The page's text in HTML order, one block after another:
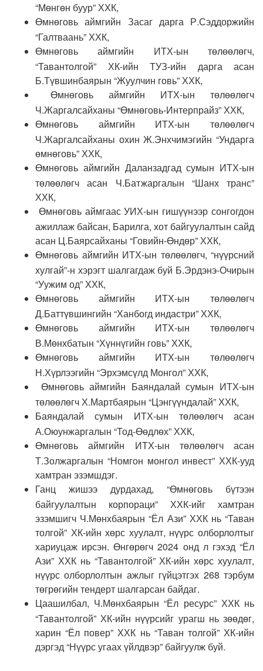
“Мөнгөн буур” ХХК,
Өмнөговь аймгийн Засаг дарга Р.Сэддоржийн
“Галтваань” ХХК,
Өмнөговь аймгийн ИТХ-ын төлөөлөгч,
“Тавантолгой” ХК-ийн ТУЗ-ийн дарга асан
Б.Түвшинбаярын “Жуулчин говь” ХХК,
Өмнөговь аймгийн ИТХ-ын төлөөлөгч
Ч.Жаргалсайханы “Өмнөговь-Интерпрайз” ХХК,
Өмнөговь аймгийн ИТХ-ын төлөөлөгч
Ч.Жаргалсайханы охин Ж.Энхчимэгийн “Ундарга
өмнөговь” ХХК,
Өмнөговь аймгийн Даланзадгад сумын ИТХ-ын
төлөөлөгч асан Ч.Батжаргалын “Шанх транс”
ХХК,
Өмнөговь аймгаас УИХ-ын гишүүнээр сонгогдон
ажиллаж байсан, Барилга, хот байгуулалтын сайд
асан Ц.Баярсайханы “Говийн-Өндөр” ХХК,
Өмнөговь аймгийн ИТХ-ын төлөөлөгч, “нүүрсний
хулгай”-н хэрэгт шалгагдаж буй Б.Эрдэнэ-Очирын
“Уужим од” ХХК,
Өмнөговь аймгийн ИТХ-ын төлөөлөгч
Д.Баттүвшингийн “Ханбогд индастри” ХХК,
Өмнөговь аймгийн ИТХ-ын төлөөлөгч
В.Мөнхбатын “Хүннүгийн говь” ХХК,
Өмнөговь аймгийн ИТХ-ын төлөөлөгч
Н.Хүрлээгийн “Эрхэмсүлд Монгол” ХХК,
Өмнөговь аймгийн Баяндалай сумын ИТХ-ын
төлөөлөгч Х.Мартбаярын “Цэнгүүндалай” ХХК,
Баяндалай сумын ИТХ-ын төлөөлөгч асан
А.Оюунжаргалын “Тод-Өөдлөх” ХХК,
Өмнөговь аймгийн ИТХ-ын төлөөлөгч асан
Т.Золжаргалын “Номгон монгол инвест” ХХК-ууд
хамтран эзэмшдэг.
Ганц жишээ дурдахад, “Өмнөговь бүтээн
байгуулалтын корпораци” ХХК-ийг хамтран
эзэмшигч Ч.Мөнхбаярын “Ёл Ази” ХХК нь “Таван
толгой” ХК-ийн хөрс хуулалт, нүүрс олборлолтыг
хариуцаж ирсэн. Өнгөрөгч 2024 онд л гэхэд “Ёл
Ази” ХХК нь “Тавантолгой” ХК-ийн хөрс хуулалт,
нүүрс олборлолтын ажлыг гүйцэтгэх 268 тэрбум
төгрөгийн тендерт шалгарсан байдаг.
Цаашилбал, Ч.Мөнхбаярын “Ёл ресурс” ХХК нь
“Тавантолгой” ХК-ийн нүүрсийг урагш нь зөөдөг,
харин “Ёл повер” ХХК нь “Таван толгой” ХК-ийн
дэргэд “Нүүрс угаах үйлдвэр” байгуулж буй.